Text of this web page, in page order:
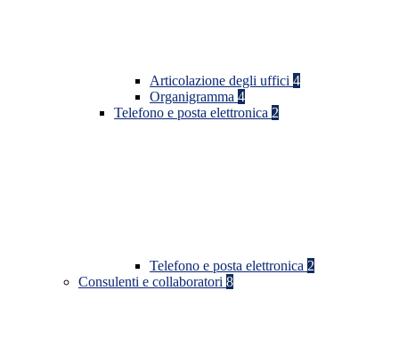
Articolazione degli uffici 4
Organigramma 4
Telefono e posta elettronica 2
Telefono e posta elettronica 2
Consulenti e collaboratori 8